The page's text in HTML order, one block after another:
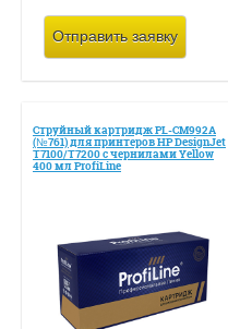
Отправить заявку
Струйный картридж PL-CM992A
(№761) для принтеров HP DesignJet
T7100/Т7200 с чернилами Yellow
400 мл ProfiLine